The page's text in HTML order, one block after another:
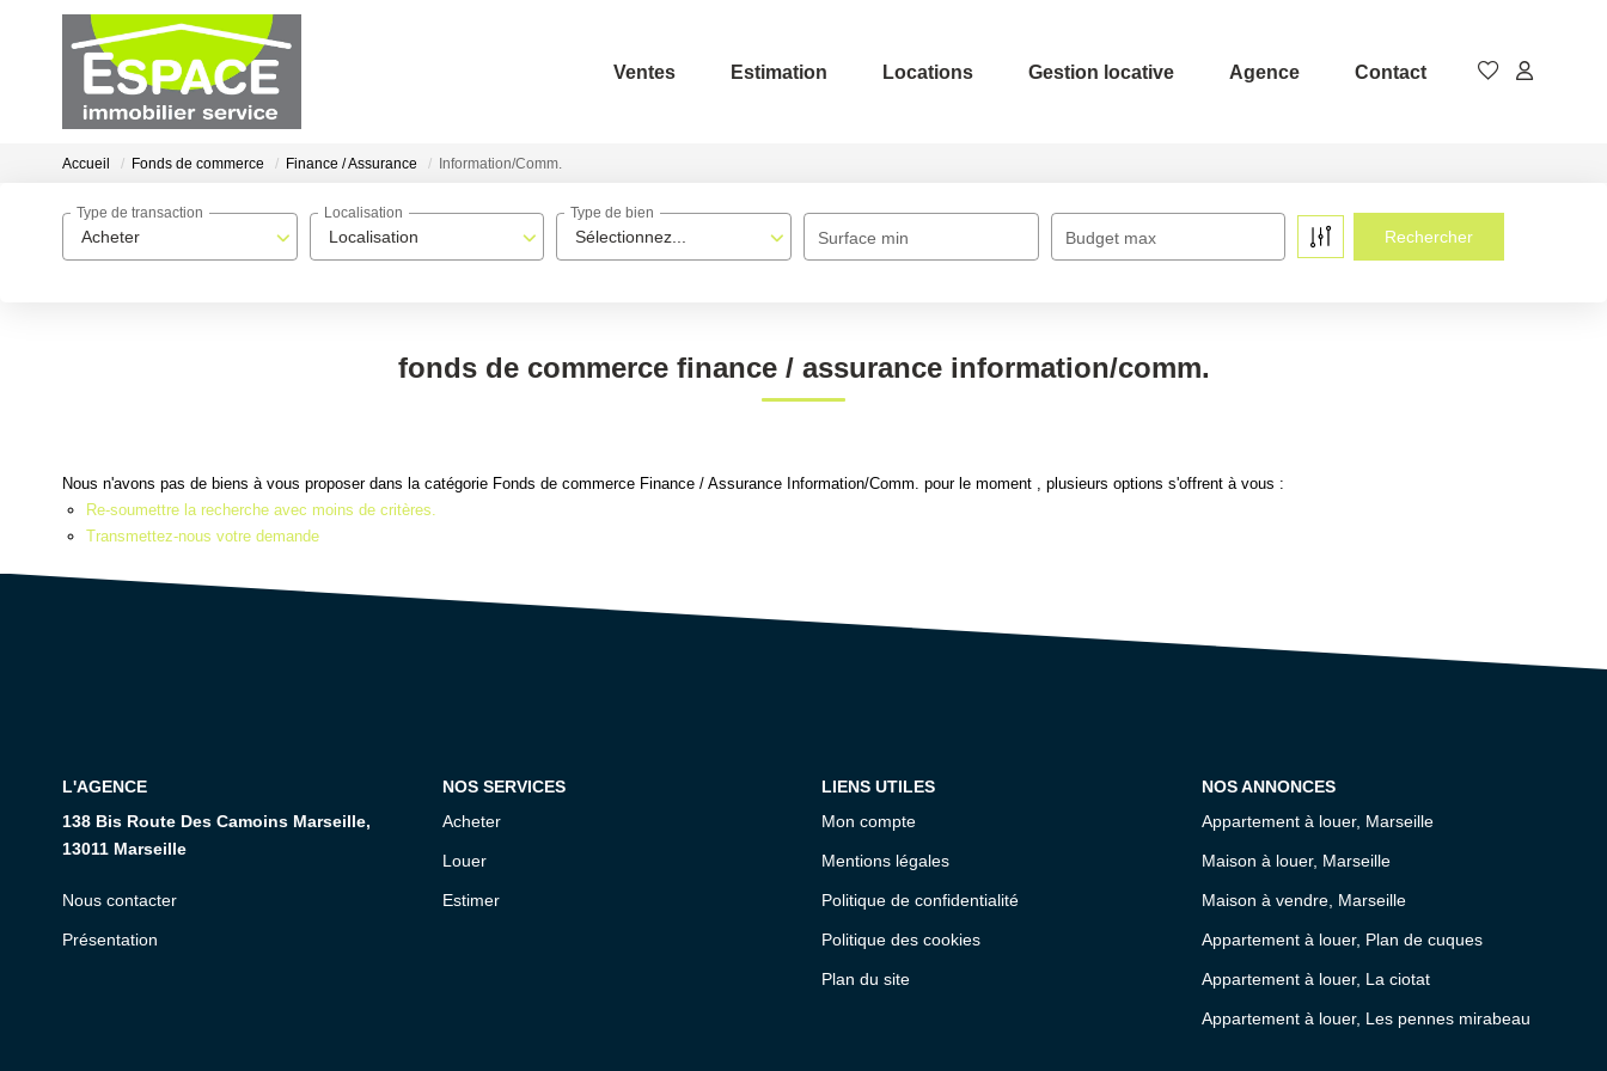
Ventes Estimation Locations Gestion locative Agence Contact
Accueil Fonds de commerce Finance / Assurance Information/Comm.
Acheter
Type de transaction
Localisation
Localisation
Sélectionnez...
Type de bien
Surface min Budget max
fonds de commerce finance / assurance information/comm.
Nous n'avons pas de biens à vous proposer dans la catégorie Fonds de commerce Finance / Assurance Information/Comm. pour le moment , plusieurs options s'offrent à vous :
Re-soumettre la recherche avec moins de critères.
Transmettez-nous votre demande
L'AGENCE
138 Bis Route Des Camoins Marseille,
13011 Marseille
Nous contacter
Présentation
NOS SERVICES
Acheter
Louer
Estimer
LIENS UTILES
Mon compte
Mentions légales
Politique de confidentialité
Politique des cookies
Plan du site
NOS ANNONCES
Appartement à louer, Marseille
Maison à louer, Marseille
Maison à vendre, Marseille
Appartement à louer, Plan de cuques
Appartement à louer, La ciotat
Appartement à louer, Les pennes mirabeau